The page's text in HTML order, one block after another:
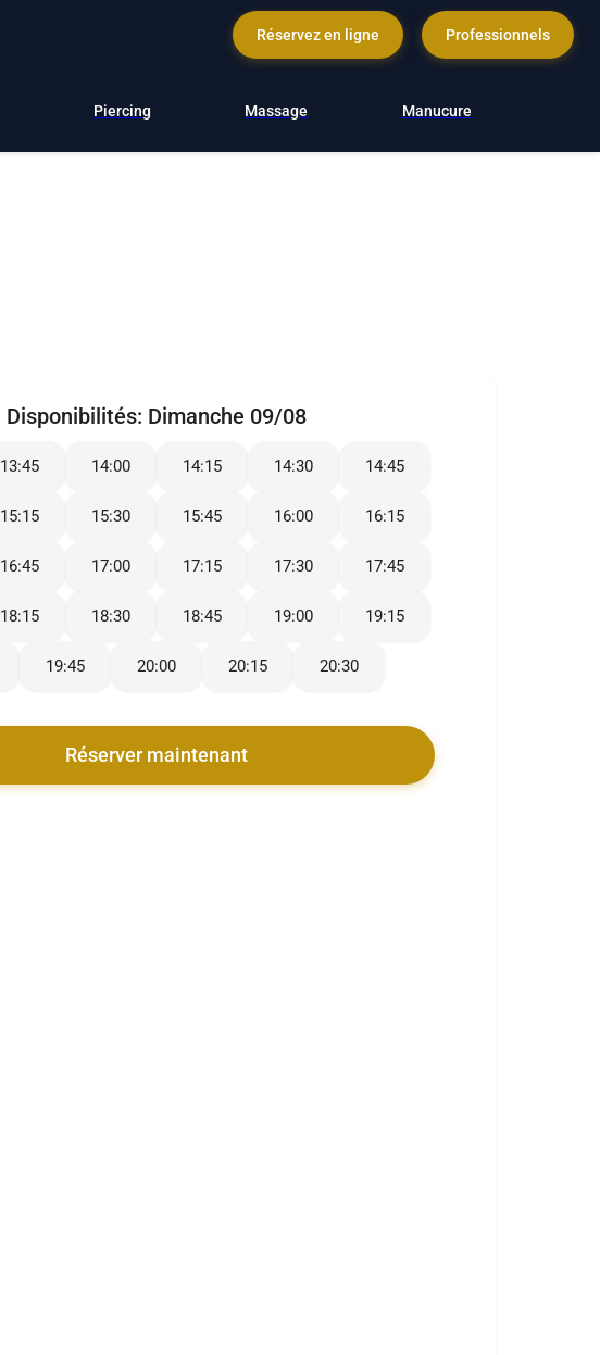
Réservez en ligne Professionnels
Piercing Massage Manucure
Disponibilités: Dimanche 09/08
13:45 14:00 14:15 14:30 14:45
15:15 15:30 15:45 16:00 16:15
16:45 17:00 17:15 17:30 17:45
18:15 18:30 18:45 19:00 19:15
19:45 20:00 20:15 20:30
Réserver maintenant